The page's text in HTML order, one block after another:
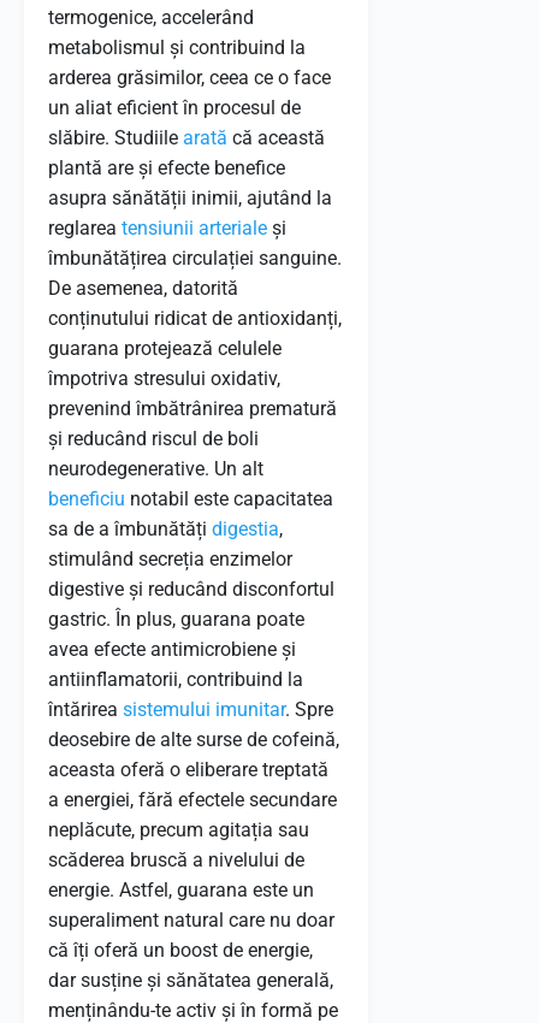
termogenice, accelerând
metabolismul și contribuind la
arderea grăsimilor, ceea ce o face
un aliat eficient în procesul de
slăbire. Studiile arată că această
plantă are și efecte benefice
asupra sănătății inimii, ajutând la
reglarea tensiunii arteriale și
îmbunătățirea circulației sanguine.
De asemenea, datorită
conținutului ridicat de antioxidanți,
guarana protejează celulele
împotriva stresului oxidativ,
prevenind îmbătrânirea prematură
și reducând riscul de boli
neurodegenerative. Un alt
beneficiu notabil este capacitatea
sa de a îmbunătăți digestia,
stimulând secreția enzimelor
digestive și reducând disconfortul
gastric. În plus, guarana poate
avea efecte antimicrobiene și
antiinflamatorii, contribuind la
întărirea sistemului imunitar. Spre
deosebire de alte surse de cofeină,
aceasta oferă o eliberare treptată
a energiei, fără efectele secundare
neplăcute, precum agitația sau
scăderea bruscă a nivelului de
energie. Astfel, guarana este un
superaliment natural care nu doar
că îți oferă un boost de energie,
dar susține și sănătatea generală,
menținându-te activ și în formă pe